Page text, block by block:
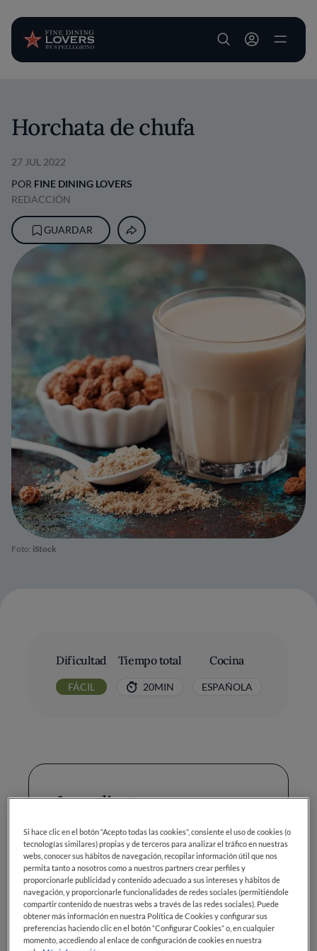
User account
Foto: iStock
Horchata de chufa
27 JUL 2022
POR FINE DINING LOVERS
REDACCIÓN
GUARDAR
Dificultad
FÁCIL
Tiempo total
20MIN
Cocina
ESPAÑOLA
Ingredientes
Chufas: 500 gr
Agua fría: 1 litro
Azúcar glas: 150 gr
Si hace clic en el botón “Acepto todas las cookies”, consiente el uso de cookies (o
tecnologías similares) propias y de terceros para analizar el tráfico en nuestras
webs, conocer sus hábitos de navegación, recopilar información útil que nos
permita tanto a nosotros como a nuestros partners crear perfiles y
proporcionarle publicidad y contenido adecuado a sus intereses y hábitos de
navegación, y proporcionarle funcionalidades de redes sociales (permitiéndole
compartir contenido de nuestras webs a través de las redes sociales). Puede
obtener más información en nuestra Política de Cookies y configurar sus
preferencias haciendo clic en el botón “Configurar Cookies” o, en cualquier
momento, accediendo al enlace de configuración de cookies en nuestra